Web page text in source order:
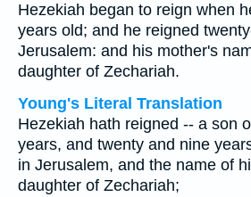
Hezekiah began to reign when
years old; and he reigned
Jerusalem: and his mother's
daughter of Zechariah.
Young's Literal Translation
Hezekiah hath reigned -- a son
years, and twenty and nine
in Jerusalem, and the name of
daughter of Zechariah;